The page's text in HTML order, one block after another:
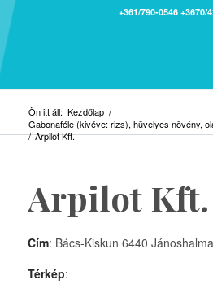
+361/790-0546 +3670/
Ön itt áll: Kezdőlap /
Gabonaféle (kivéve: rizs), hüvelyes növény,
/ Arpilot Kft.
Arpilot Kft.
Cím: Bács-Kiskun 6440
Térkép: